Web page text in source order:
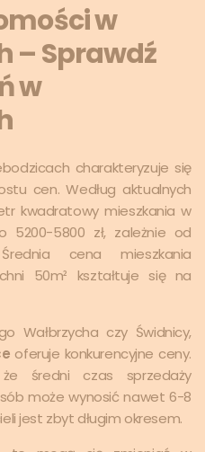
w
– Sprawdź
w
charakteryzuje się
cen. Według aktualnych
kwadratowy mieszkania w
5200-5800 zł, zależnie od
cena mieszkania
50m² kształtuje się na
Wałbrzycha czy Świdnicy,
oferuje konkurencyjne ceny.
średni czas sprzedaży
może wynosić nawet 6-8
jest zbyt długim okresem.